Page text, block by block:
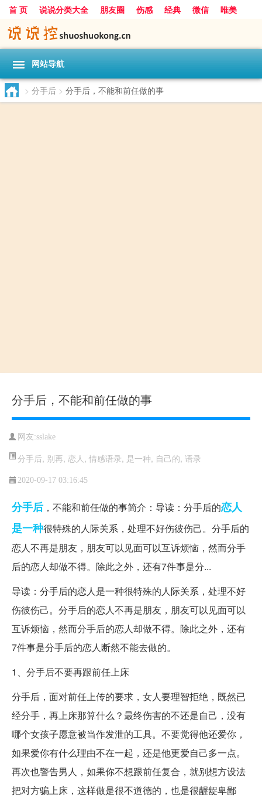
首 页 说说分类大全 朋友圈 伤感 经典 微信
唯美
励志
爱情 搞笑
网站导航
> 分手后 > 分手后，不能和前任做的事
分手后，不能和前任做的事
网友:sslake
分手后, 别再, 恋人 , 情感语录, 是一种, 自己的, 语录
2020-09-17 03:16:45
分手后 ，不能和前任做的事简介：导读：分手后的恋人
是一种很特殊的人际关系，处理不好伤彼伤己。分手后的
恋人不再是朋友，朋友可以见面可以互诉烦恼，然而分手
后的恋人却做不得。除此之外，还有7件事是分...
导读：分手后的恋人是一种很特殊的人际关系，处理不好
伤彼伤己。分手后的恋人不再是朋友，朋友可以见面可以
互诉烦恼，然而分手后的恋人却做不得。除此之外，还有
7件事是分手后的恋人断然不能去做的。
1、分手后不要再跟前任上床
分手后，面对前任上传的要求，女人要理智拒绝，既然已
经分手，再上床那算什么？最终伤害的不还是自己，没有
哪个女孩子愿意被当作发泄的工具。不要觉得他还爱你，
如果爱你有什么理由不在一起，还是他更爱自己多一点。
再次也警告男人，如果你不想跟前任复合，就别想方设法
把对方骗上床，这样做是很不道德的，也是很龌龊卑鄙